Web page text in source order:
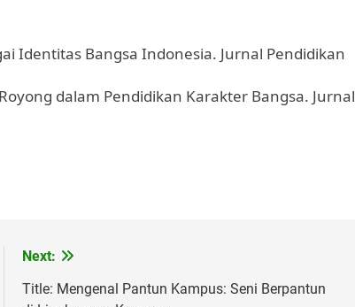
Identitas Bangsa Indonesia. Jurnal Pendidikan
dalam Pendidikan Karakter Bangsa. Jurnal
Next:
Title: Mengenal Pantun Kampus: Seni Berpantun